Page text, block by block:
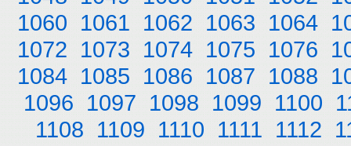
1060 1061 1062 1063 1064
1072 1073 1074 1075 1076
1084 1085 1086 1087 1088
1096 1097 1098 1099 1100
1108 1109 1110 1111 1112